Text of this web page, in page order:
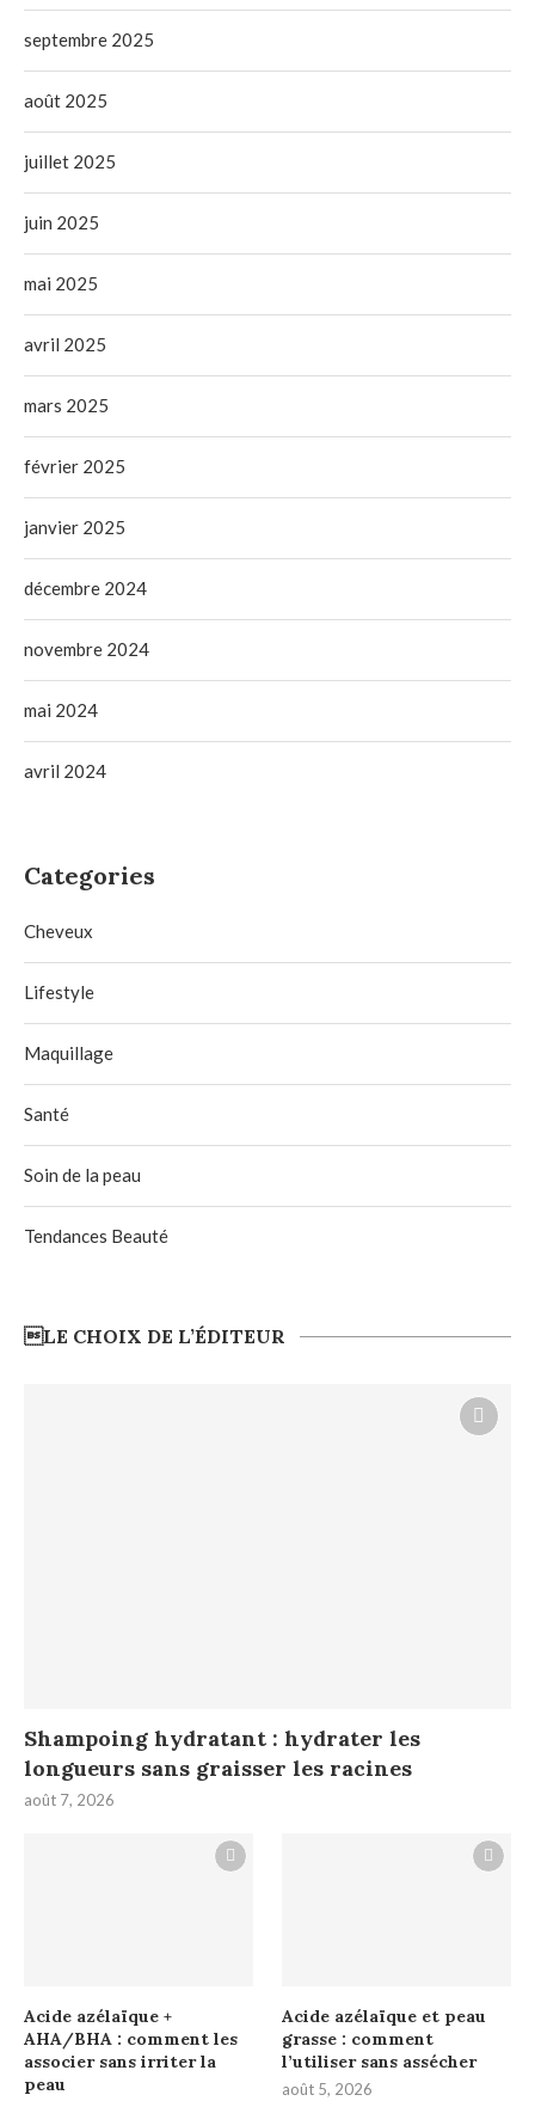
septembre 2025
août 2025
juillet 2025
juin 2025
mai 2025
avril 2025
mars 2025
février 2025
janvier 2025
décembre 2024
novembre 2024
mai 2024
avril 2024
Categories
Cheveux
Lifestyle
Maquillage
Santé
Soin de la peau
Tendances Beauté
LE CHOIX DE L’ÉDITEUR
Shampoing hydratant : hydrater les
longueurs sans graisser les racines
août 7, 2026
Acide azélaïque +
AHA/BHA : comment les
associer sans irriter la
peau
Acide azélaïque et peau
grasse : comment
l’utiliser sans assécher
août 5, 2026